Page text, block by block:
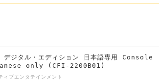
タル・エディション 日本語専用 Console
only (CFI-2200B01)
ィブエンタテインメント